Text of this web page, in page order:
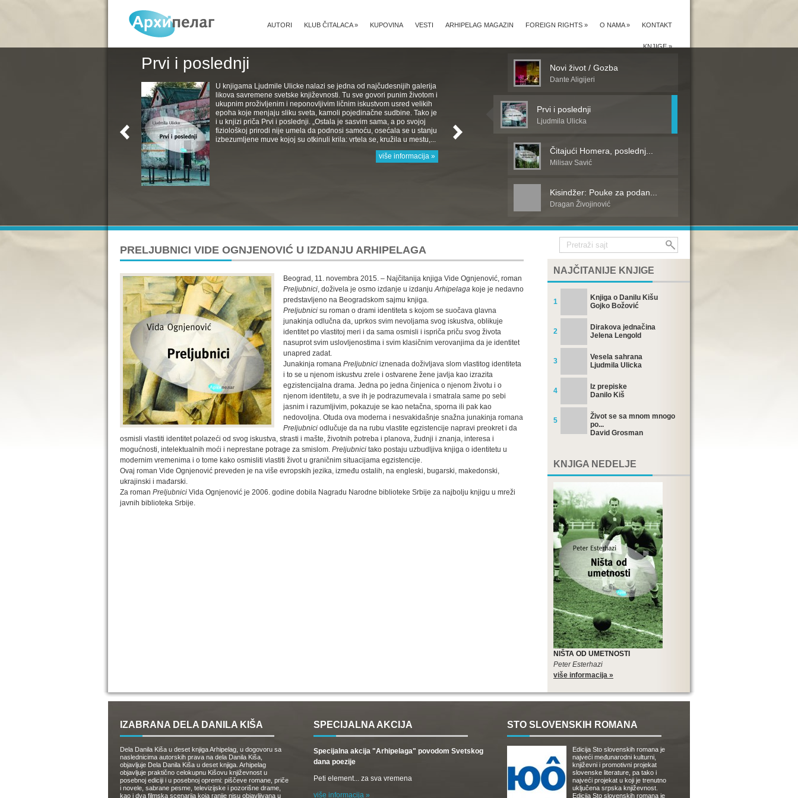
KONTAKT
O NAMA»
FOREIGN RIGHTS »
ARHIPELAG MAGAZIN
VESTI
KUPOVINA
KLUB ČITALACA»
AUTORI
KNJIGE»
Prvi i poslednji
U knjigama Ljudmile Ulicke nalazi se jedna od najčudesnijih galerija
likova savremene svetske književnosti. Tu sve govori punim životom i
ukupnim proživljenim i neponovljivim ličnim iskustvom usred velikih
epoha koje menjaju sliku sveta, kamoli pojedinačne sudbine. Tako je
i u knjizi priča Prvi i poslednji. „Ostala je sasvim sama, a po svojoj
fiziološkoj prirodi nije umela da podnosi samoću, osećala se u stanju
izbezumljene muve kojoj su otkinuli krila: vrtela se, kružila u mestu,...
više informacija »
Novi život / Gozba
Dante Aligijeri
Prvi i poslednji
Ljudmila Ulicka
Čitajući Homera, poslednj...
Milisav Savić
Kisindžer: Pouke za podan...
Dragan Živojinović
PRELJUBNICI VIDE OGNJENOVIĆ U IZDANJU ARHIPELAGA
Beograd, 11. novembra 2015. – Najčitanija knjiga Vide Ognjenović, roman
Preljubnici, doživela je osmo izdanje u izdanjuArhipelaga koje je nedavno
predstavljeno na Beogradskom sajmu knjiga.
Preljubnici su roman o drami identiteta s kojom se suočava glavna
junakinja odlučna da, uprkos svim nevoljama svog iskustva, oblikuje
identitet po vlastitoj meri i da sama osmisli i ispriča priču svog života
nasuprot svim uslovljenostima i svim klasičnim verovanjima da je identitet
unapred zadat.
Junakinja romana Preljubnici iznenada doživljava slom vlastitog identiteta
i to se u njenom iskustvu zrele i ostvarene žene javlja kao izrazita
egzistencijalna drama. Jedna po jedna činjenica o njenom životu i o
njenom identitetu, a sve ih je podrazumevala i smatrala same po sebi
jasnim i razumljivim, pokazuje se kao netačna, sporna ili pak kao
nedovoljna. Otuda ova moderna i nesvakidašnje snažna junakinja romana
Preljubnici odlučuje da na rubu vlastite egzistencije napravi preokret i da
osmisli vlastiti identitet polazeći od svog iskustva, strasti i mašte, životnih potreba i planova, žudnji i znanja, interesa i
mogućnosti, intelektualnih moći i neprestane potrage za smislom. Preljubnici tako postaju uzbudljiva knjiga o identitetu u
modernim vremenima i o tome kako osmisliti vlastiti život u graničnim situacijama egzistencije.
Ovaj roman Vide Ognjenović preveden je na više evropskih jezika, između ostalih, na engleski, bugarski, makedonski,
ukrajinski i mađarski.
Za roman Preljubnici Vida Ognjenović je 2006. godine dobila Nagradu Narodne biblioteke Srbije za najbolju knjigu u mreži
javnih biblioteka Srbije.
NAJČITANIJE KNJIGE
1
Knjiga o Danilu Kišu
Gojko Božović
2
Dirakova jednačina
Jelena Lengold
3
Vesela sahrana
Ljudmila Ulicka
4
Iz prepiske
Danilo Kiš
5
Život se sa mnom mnogo
po...
David Grosman
KNJIGA NEDELJE
NIŠTA OD UMETNOSTI
Peter Esterhazi
više informacija »
IZABRANA DELA DANILA KIŠA
Dela Danila Kiša u deset knjiga Arhipelag, u dogovoru sa
naslednicima autorskih prava na dela Danila Kiša,
objavljuje Dela Danila Kiša u deset knjiga. Arhipelag
objavljuje praktično celokupnu Kišovu književnost u
posebnoj ediciji i u posebnoj opremi: piščeve romane, priče
i novele, sabrane pesme, televizijske i pozorišne drame,
kao i dva filmska scenarija koja ranije nisu objavljivana u
SPECIJALNA AKCIJA
Specijalna akcija "Arhipelaga" povodom Svetskog
dana poezije
Peti element... za sva vremena
više informacija »
STO SLOVENSKIH ROMANA
Edicija Sto slovenskih romana je
najveći međunarodni kulturni,
književni i promotivni projekat
slovenske literature, pa tako i
najveći projekat u koji je trenutno
uključena srpska književnost.
Edicija Sto slovenskih romana je